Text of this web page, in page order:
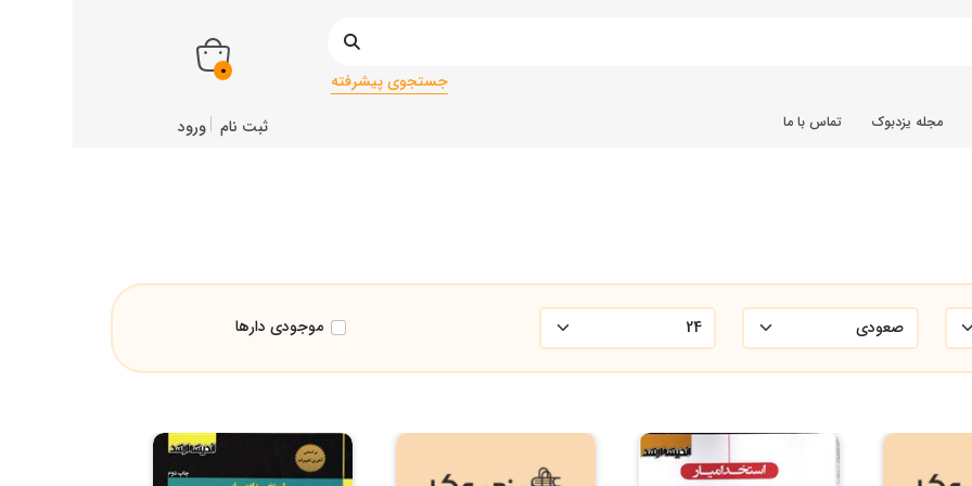
جستجوی پیشرفته 0
مجله یزدبوک تماس با ما ثبت نام ورود
موجودی دارها